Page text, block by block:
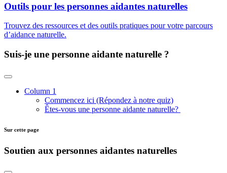
Outils pour les personnes aidantes naturelles
Trouvez des ressources et des outils pratiques pour votre parcours
d’aidance naturelle.
Suis-je une personne aidante naturelle ?
Column 1
Commencez ici (Répondez à notre quiz)
Êtes-vous une personne aidante naturelle?
Sur cette page
Soutien aux personnes aidantes naturelles